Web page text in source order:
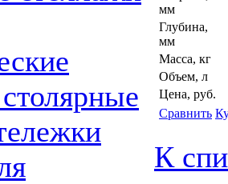
мм
Глубина,
мм
Масса, кг
Объем, л
Цена, руб.
Сравнить
К